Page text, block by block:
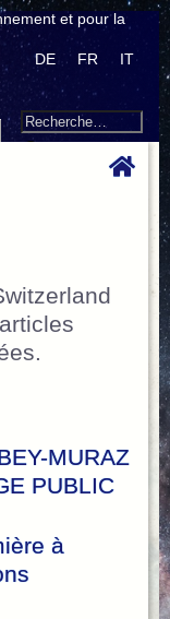
et pour la
DE FR IT
Search
Recherche
MURAZ
PUBLIC
à